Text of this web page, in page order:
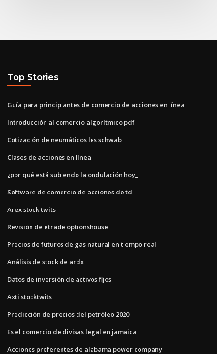
Top Stories
Guía para principiantes de comercio de acciones en línea
Introducción al comercio algorítmico pdf
Cotización de neumáticos les schwab
Clases de acciones en línea
¿por qué está subiendo la ondulación hoy_
Software de comercio de acciones de td
Arex stock twits
Revisión de etrade optionshouse
Precios de futuros de gas natural en tiempo real
Análisis de stock de ardx
Datos de inversión de activos fijos
Axti stocktwits
Predicción de precios del petróleo 2020
Es el comercio de divisas legal en jamaica
Acciones preferentes de alabama power company